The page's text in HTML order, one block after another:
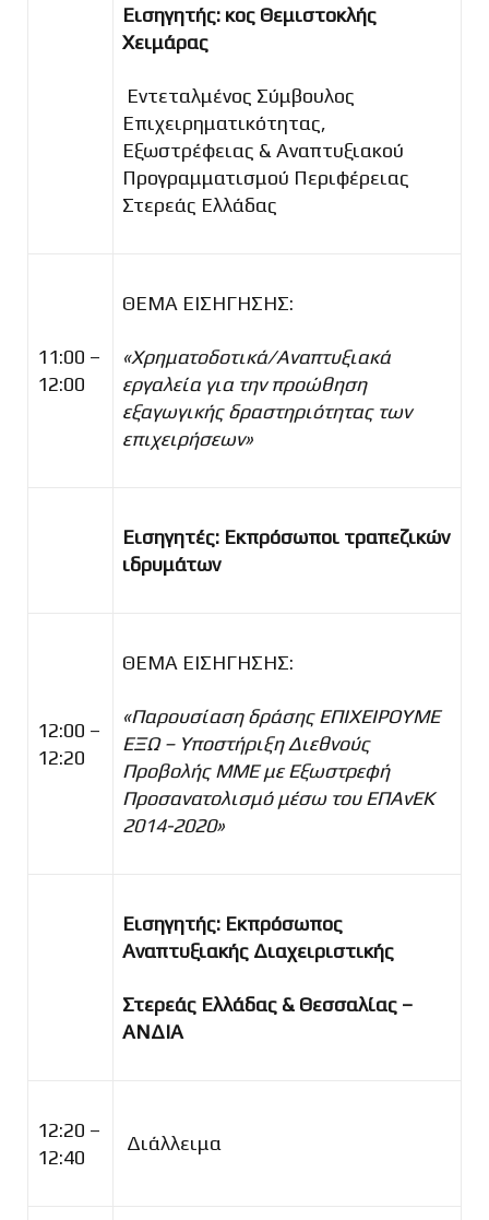
Εισηγητής: κος Θεμιστοκλής
Χειμάρας
Εντεταλμένος Σύμβουλος
Επιχειρηματικότητας,
Εξωστρέφειας & Αναπτυξιακού
Προγραμματισμού Περιφέρειας
Στερεάς Ελλάδας
11:00 –
12:00
ΘΕΜΑ ΕΙΣΗΓΗΣΗΣ:
«Χρηματοδοτικά/Αναπτυξιακά
εργαλεία για την προώθηση
εξαγωγικής δραστηριότητας των
επιχειρήσεων»
Εισηγητές: Εκπρόσωποι τραπεζικών
ιδρυμάτων
12:00 –
12:20
ΘΕΜΑ ΕΙΣΗΓΗΣΗΣ:
«Παρουσίαση δράσης ΕΠΙΧΕΙΡΟΥΜΕ
ΕΞΩ – Υποστήριξη Διεθνούς
Προβολής ΜΜΕ με Εξωστρεφή
Προσανατολισμό μέσω του ΕΠΑνΕΚ
2014-2020»
Εισηγητής: Εκπρόσωπος
Αναπτυξιακής Διαχειριστικής
Στερεάς Ελλάδας & Θεσσαλίας –
ΑΝΔΙΑ
12:20 –
12:40
Διάλλειμα